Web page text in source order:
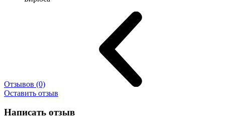
Отзывов (0)
Оставить отзыв
Написать отзыв